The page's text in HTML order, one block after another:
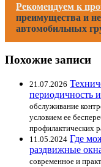
Рекомендуем к
преимущества и
автомобильных
Похожие записи
21.07.2026
периодичность
обслуживание
условием ее
профилактических
11.05.2024 Где
раздвижные
современное и